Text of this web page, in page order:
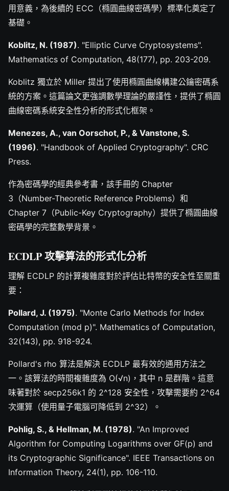
用意義，為後續的 ECC（橢圓曲線密碼學）標準化奠定了
基礎。
Koblitz, N. (1987). "Elliptic Curve Cryptosystems".
Mathematics of Computation, 48(177), pp. 203-209.
Koblitz 獨立於 Miller 提出了使用橢圓曲線構建公鑰密碼系
統的方案。這篇論文更強調數學理論的嚴謹性，提供了橢圓
曲線密碼系統安全性分析的形式化框架。
Menezes, A., van Oorschot, P., & Vanstone, S.
(1996). "Handbook of Applied Cryptography". CRC
Press.
作為密碼學的經典參考書，該手冊的 Chapter
3（Number-Theoretic Reference Problems）和
Chapter 7（Public-Key Cryptography）提供了橢圓曲線
密碼學的完整數學背景。
ECDLP 攻擊算法的形式化分析
理解 ECDLP 的計算複雜度對於評估比特幣的安全性至關重
要：
Pollard, J. (1975). "Monte Carlo Methods for Index
Computation (mod p)". Mathematics of Computation,
32(143), pp. 918-924.
Pollard's rho 算法是解決 ECDLP 最有效的通用方法之
一。該算法的時間複雜度為 O(√n)，其中 n 是群階。這意
味著對於 secp256k1 的 2^128 安全性，攻擊需要約 2^64
次運算（使用量子電腦可降低到 2^32）。
Pohlig, S., & Hellman, M. (1978). "An Improved
Algorithm for Computing Logarithms over GF(p) and
its Cryptographic Significance". IEEE Transactions on
Information Theory, 24(1), pp. 106-110.